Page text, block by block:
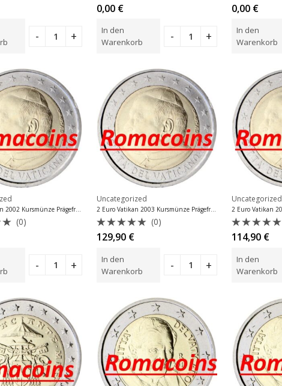
Bewertet
mit
0
von
5
0,00 €
In den
Warenkorb
Bewertet
mit
0
von
5
0,00 €
In den
Warenkorb
2 Euro Vatikan 2002 Kursmünze Prägefrisch
(0)
Uncategorized
2 Euro Vatikan 2003 Kursmünze Prägefrisch
Bewertet
mit
von
5
(0)
129,90 €
In den
Warenkorb
Uncategorized
Bewertet
mit
von
5
114,90 €
In den
Warenkorb